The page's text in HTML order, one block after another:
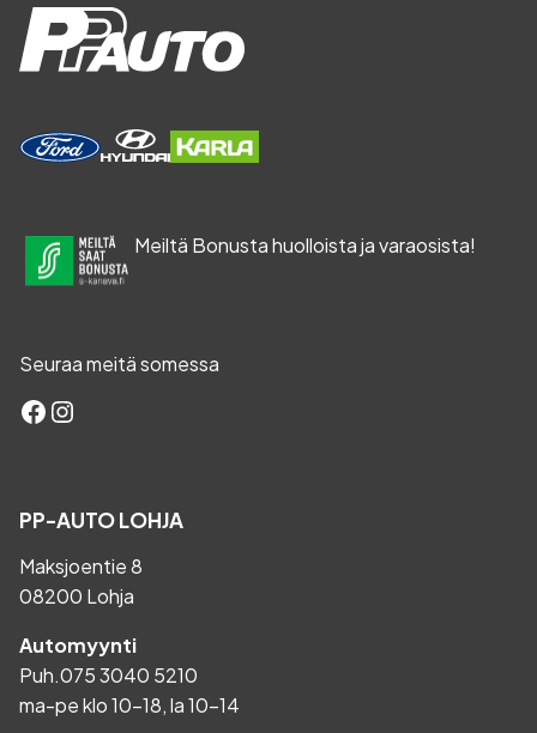
Meiltä Bonusta huolloista ja varaosista!
Seuraa meitä somessa
Facebook
Instagram
PP-AUTO LOHJA
Maksjoentie 8
08200 Lohja
Automyynti
Puh.075 3040 5210
ma-pe klo 10-18, la 10-14